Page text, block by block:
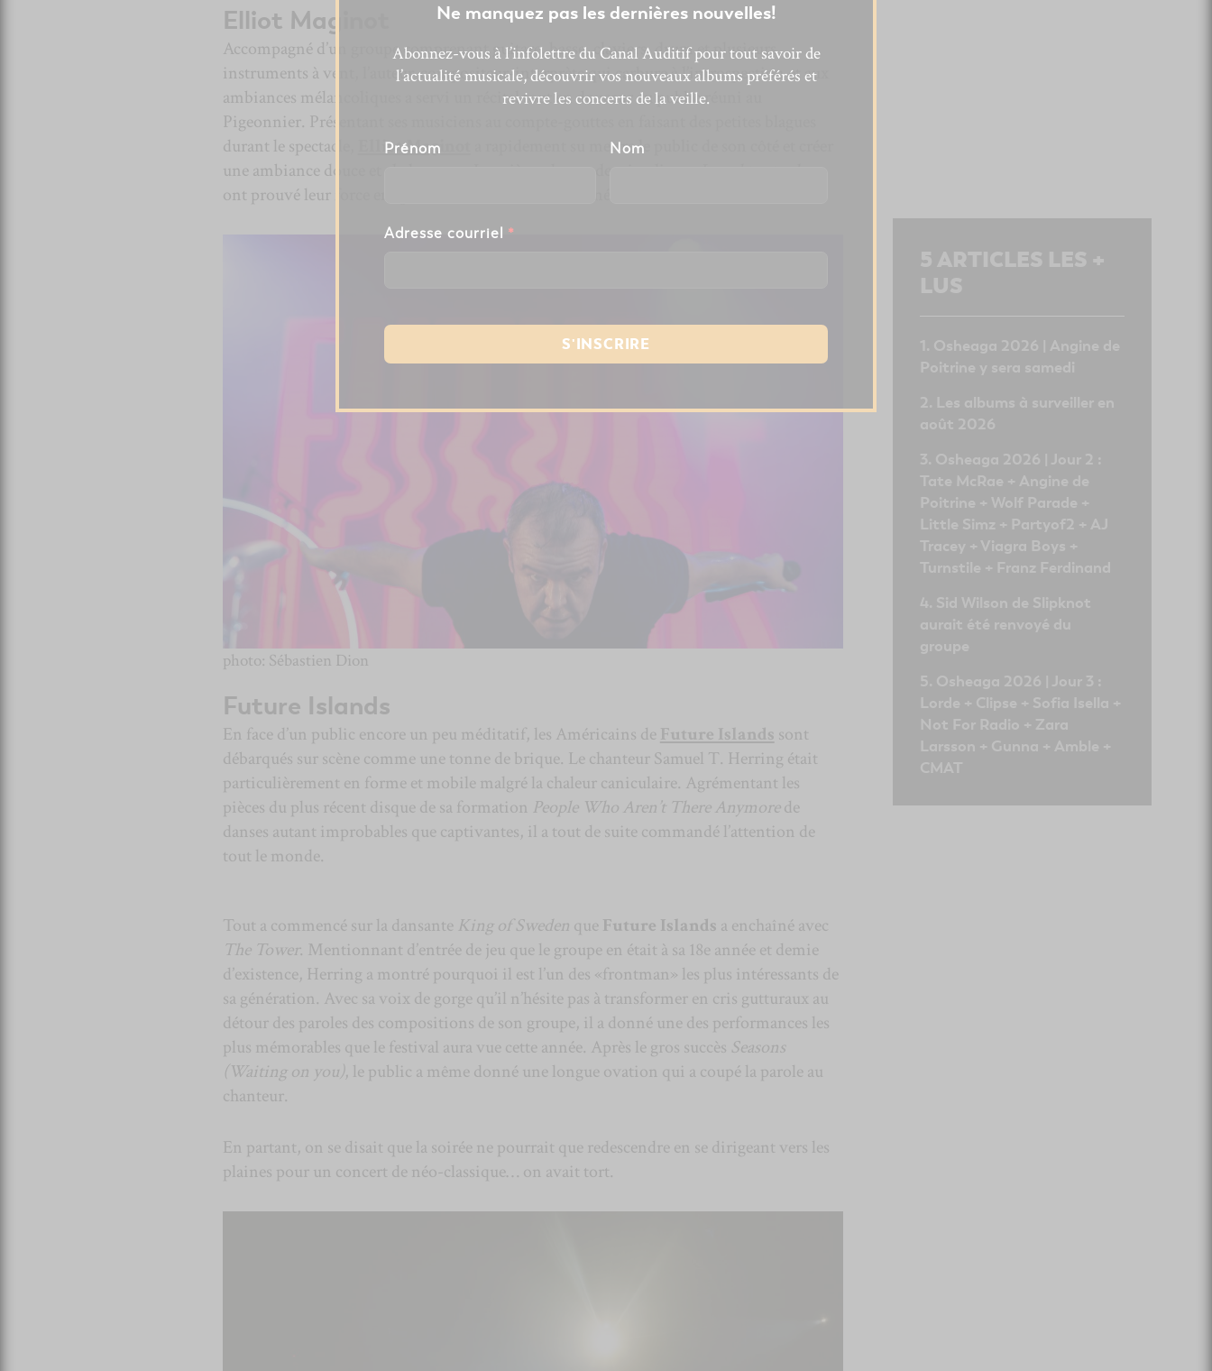
Elliot Maginot
Accompagné d’un groupe comprenant guitare, basse, claviers, drum et plusieurs
instruments à vent, l’auteur-compositeur-interprète qui carbure à l’introspection et aux
ambiances mélancoliques a servi un récital tout en douceur au public réuni au
Pigeonnier. Présentant ses musiciens au compte-gouttes en faisant des petites blagues
durant le spectacle,
Elliot Maginot
a rapidement su mettre le public de son côté et créer
une ambiance douce et chaleureuse. Les pièces de son dernier disque
ont prouvé leur force en spectacle et le tout s’est terminé sans faute. Un beau moment.
photo: Sébastien Dion
Future Islands
En face d’un public encore un peu méditatif, les Américains de Future Islands sont
débarqués sur scène comme une tonne de brique. Le chanteur Samuel T. Herring était
particulièrement en forme et mobile malgré la chaleur caniculaire. Agrémentant les
pièces du plus récent disque de sa formation People Who Aren’t There Anymorede
danses autant improbables que captivantes, il a tout de suite commandé l’attention de
tout le monde.
Tout a commencé sur la dansante King of Sweden que Future Islands a enchaîné avec
The Tower. Mentionnant d’entrée de jeu que le groupe en était à sa 18e année et demie
d’existence, Herring a montré pourquoi il est l’un des «frontman» les plus intéressants de
sa génération. Avec sa voix de gorge qu’il n’hésite pas à transformer en cris gutturaux au
détour des paroles des compositions de son groupe, il a donné une des performances les
plus mémorables que le festival aura vue cette année. Après le gros succès Seasons
(Waiting on you), le public a même donné une longue ovation qui a coupé la parole au
chanteur.
En partant, on se disait que la soirée ne pourrait que redescendre en se dirigeant vers les
plaines pour un concert de néo-classique… on avait tort.
Ne manquez pas les dernières nouvelles!
Abonnez-vous à l’infolettre du Canal Auditif pour tout savoir de
l’actualité musicale, découvrir vos nouveaux albums préférés et
revivre les concerts de la veille.
Prénom Nom
Adresse courriel *